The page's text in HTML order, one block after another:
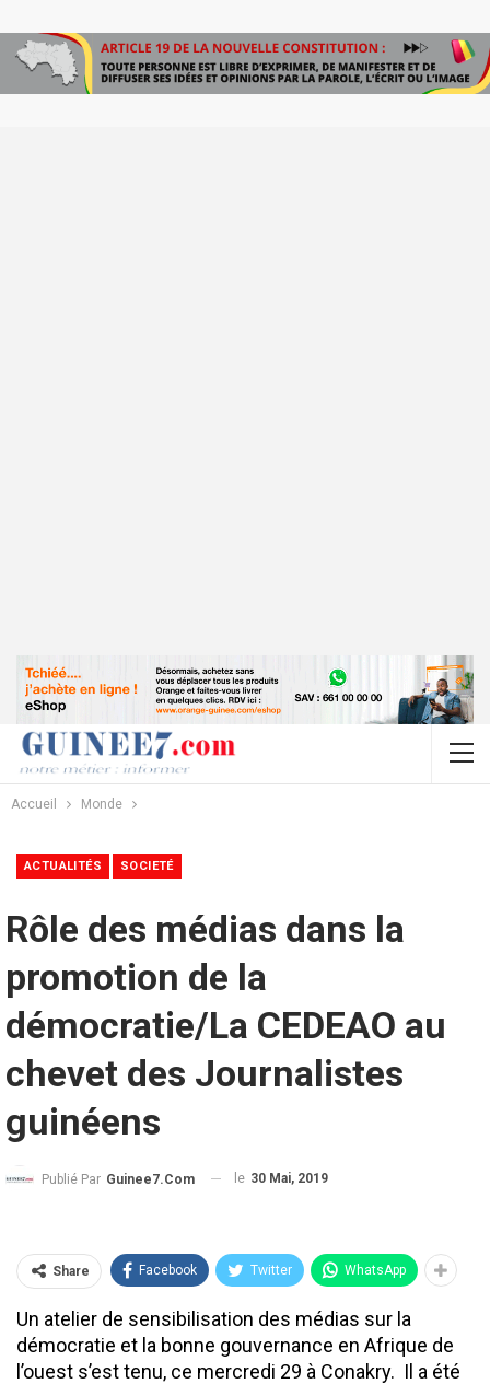
Accueil Monde
ACTUALITÉS SOCIETÉ
Rôle des médias dans la
promotion de la
démocratie/La CEDEAO au
chevet des Journalistes
guinéens
Publié Par Guinee7.com le 30 Mai, 2019
Share Facebook Twitter WhatsApp
Un atelier de sensibilisation des médias sur la
démocratie et la bonne gouvernance en Afrique de
l’ouest s’est tenu, ce mercredi 29 à Conakry. Il a été